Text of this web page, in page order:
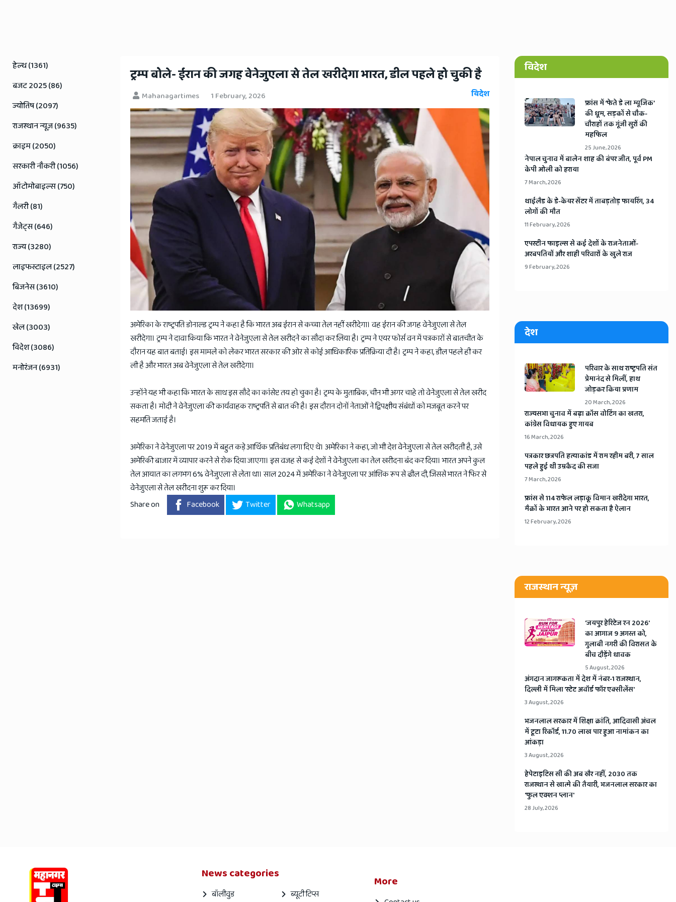
​ट्रम्प बोले- ईरान की जगह वेनेजुएला से तेल खरीदेगा भारत, डील पहले हो चुकी है
Mahanagartimes 1 February, 2026 विदेश
अमेरिका के राष्ट्रपति डोनाल्ड ट्रम्प ने कहा है कि भारत अब ईरान से कच्चा तेल नहीं खरीदेगा। वह ईरान की जगह वेनेजुएला से तेल
खरीदेगा। ट्रम्प ने दावा किया कि भारत ने वेनेजुएला से तेल खरीदने का सौदा कर लिया है। ट्रम्प ने एयर फोर्स वन में पत्रकारों से बातचीत के
दौरान यह बात बताई। इस मामले को लेकर भारत सरकार की ओर से कोई आधिकारिक प्रतिक्रिया दी है। ट्रम्प ने कहा, डील पहले ही कर
ली है और भारत अब वेनेजुएला से तेल खरीदेगा।
उन्होंने यह भी कहा कि भारत के साथ इस सौदे का कांसेप्ट तय हो चुका है। ट्रम्प के मुताबिक, चीन भी अगर चाहे तो वेनेजुएला से तेल खरीद
सकता है। मोदी ने वेनेजुएला की कार्यवाहक राष्ट्रपति से बात की है। इस दौरान दोनों नेताओं ने द्विपक्षीय संबंधों को मजबूत करने पर
सहमति जताई है।
अमेरिका ने वेनेजुएला पर 2019 में बहुत कड़े आर्थिक प्रतिबंध लगा दिए थे। अमेरिका ने कहा, जो भी देश वेनेजुएला से तेल खरीदती है, उसे
अमेरिकी बाजार में व्यापार करने से रोक दिया जाएगा। इस वजह से कई देशों ने वेनेजुएला का तेल खरीदना बंद कर दिया। भारत अपने कुल
तेल आयात का लगभग 6% वेनेजुएला से लेता था। साल 2024 में अमेरिका ने वेनेजुएला पर आंशिक रूप से ढील दी, जिससे भारत ने फिर से
वेनेजुएला से तेल खरीदना शुरू कर दिया।
Share on
Facebook Twitter Whatsapp
हेल्थ (1361)
बजट 2025 (86)
ज्योतिष (2097)
राजस्थान न्यूज़ (9635)
क्राइम (2050)
सरकारी नौकरी (1056)
ऑटोमोबाइल्स (750)
गैलरी (81)
गैजेट्स (646)
राज्य (3280)
लाइफस्टाइल (2527)
बिजनेस (3610)
देश (13699)
खेल (3003)
विदेश (3086)
मनोरंजन (6931)
विदेश
​फ्रांस में ‘फेते डे ला म्यूजिक’
की धूम, सड़कों से चौक-
चौराहों तक गूंजी सुरों की
महफिल
25 June, 2026
​नेपाल चुनाव में बालेन शाह की बंपर जीत, पूर्व PM
केपी ओली को हराया
7 March, 2026
​थाईलैड के डे-केयर सेंटर में ताबड़तोड़ फायरिंग, 34
लोगों की मौत
11 February, 2026
​एपस्टीन फाइल्स से कई देशों के राजनेताओं-
अरबपतियों और शाही परिवारों के खुले राज
9 February, 2026
देश
​परिवार के साथ राष्ट्रपति संत
प्रेमानंद से मिलीं, हाथ
जोड़कर किया प्रणाम
20 March, 2026
​राज्यसभा चुनाव में बढ़ा क्रॉस वोटिंग का खतरा,
कांग्रेस विधायक हुए गायब
16 March, 2026
​पत्रकार छत्रपति हत्याकांड में राम रहीम बरी, 7 साल
पहले हुई थी उम्रकैद की सजा
7 March, 2026
​फ्रांस से 114 राफेल लड़ाकू विमान खरीदेगा भारत,
मैक्रों के भारत आने पर हो सकता है ऐलान
12 February, 2026
राजस्थान न्यूज़
​'जयपुर हेरिटेज रन 2026'
का आगाज 9 अगस्त को,
गुलाबी नगरी की विरासत के
बीच दौड़ेंगे धावक
5 August, 2026
अंगदान जागरूकता में देश में नंबर-1 राजस्थान,
दिल्ली में मिला 'स्टेट अवॉर्ड फॉर एक्सीलेंस'
3 August, 2026
भजनलाल सरकार में शिक्षा क्रांति, आदिवासी अंचल
में टूटा रिकॉर्ड, 11.70 लाख पार हुआ नामांकन का
आंकड़ा
3 August, 2026
हेपेटाइटिस सी की अब खैर नहीं, 2030 तक
राजस्थान से खात्मे की तैयारी, भजनलाल सरकार का
'फुल एक्शन प्लान'
28 July, 2026
News categories
बॉलीवुड ब्यूटी टिप्स
More